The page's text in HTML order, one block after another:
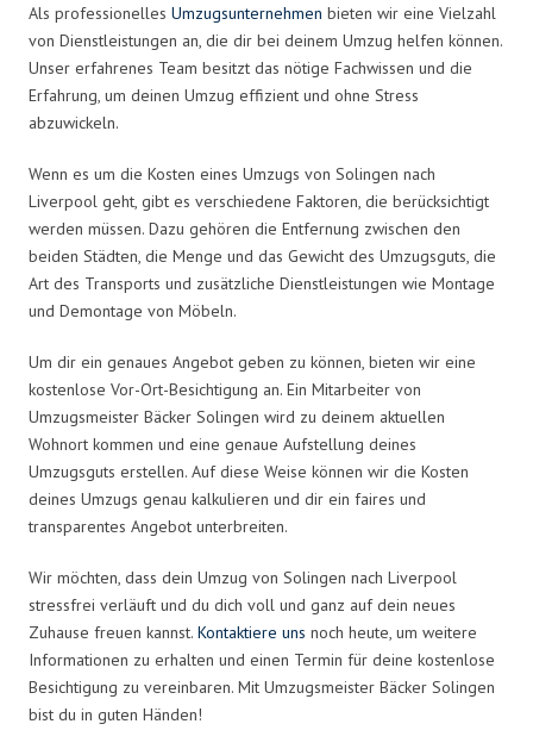
Als professionelles Umzugsunternehmen bieten wir eine Vielzahl
von Dienstleistungen an, die dir bei deinem Umzug helfen können.
Unser erfahrenes Team besitzt das nötige Fachwissen und die
Erfahrung, um deinen Umzug effizient und ohne Stress
abzuwickeln.
Wenn es um die Kosten eines Umzugs von Solingen nach
Liverpool geht, gibt es verschiedene Faktoren, die berücksichtigt
werden müssen. Dazu gehören die Entfernung zwischen den
beiden Städten, die Menge und das Gewicht des Umzugsguts, die
Art des Transports und zusätzliche Dienstleistungen wie Montage
und Demontage von Möbeln.
Um dir ein genaues Angebot geben zu können, bieten wir eine
kostenlose Vor-Ort-Besichtigung an. Ein Mitarbeiter von
Umzugsmeister Bäcker Solingen wird zu deinem aktuellen
Wohnort kommen und eine genaue Aufstellung deines
Umzugsguts erstellen. Auf diese Weise können wir die Kosten
deines Umzugs genau kalkulieren und dir ein faires und
transparentes Angebot unterbreiten.
Wir möchten, dass dein Umzug von Solingen nach Liverpool
stressfrei verläuft und du dich voll und ganz auf dein neues
Zuhause freuen kannst. Kontaktiere uns noch heute, um weitere
Informationen zu erhalten und einen Termin für deine kostenlose
Besichtigung zu vereinbaren. Mit Umzugsmeister Bäcker Solingen
bist du in guten Händen!